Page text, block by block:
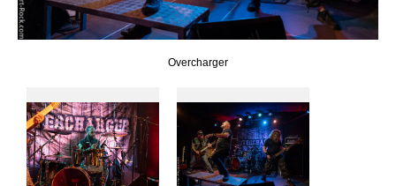
Overcharger